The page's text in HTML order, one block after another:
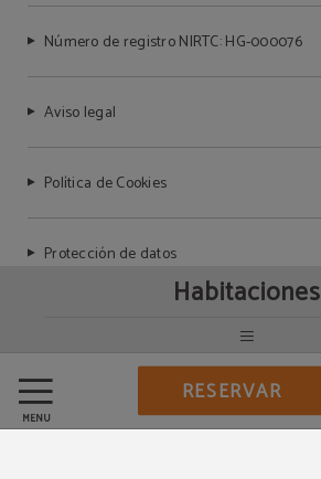
MENÚ
RESERVAR
Habitaciones
Número de registro NIRTC: HG-000076
Aviso legal
Política de Cookies
Protección de datos
Powered by Keytel
Compra segura